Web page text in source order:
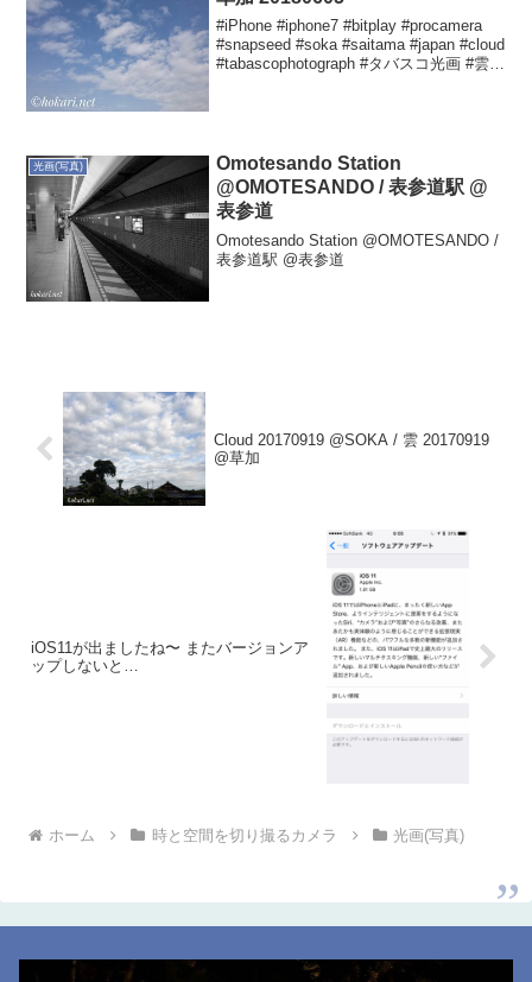
#iPhone #iphone7 #bitplay #procamera
#snapseed #soka #saitama #japan #cloud
#tabascophotograph #タバスコ光画 #雲
光画(写真)
Omotesando Station
@OMOTESANDO / 表参道駅 @
表参道
Omotesando Station @OMOTESANDO /
表参道駅 @表参道
Cloud 20170919 @SOKA / 雲 20170919
@草加
iOS11が出ましたね〜 またバージョンア
ップしないと…
ホーム 時と空間を切り撮るカメラ 光画(写真)